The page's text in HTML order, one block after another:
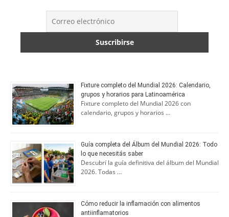
Fixture completo del Mundial 2026: Calendario,
grupos y horarios para Latinoamérica
Fixture completo del Mundial 2026 con
calendario, grupos y horarios …
Guía completa del Álbum del Mundial 2026: Todo
lo que necesitás saber
Descubrí la guía definitiva del álbum del Mundial
2026. Todas …
Cómo reducir la inflamación con alimentos
antiinflamatorios